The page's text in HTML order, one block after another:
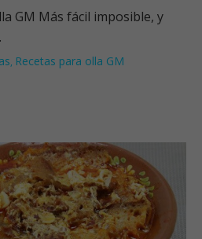
GM Más fácil imposible, y
, Recetas para olla GM